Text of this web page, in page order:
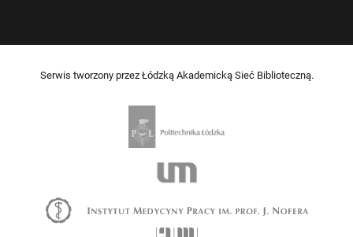
Serwis tworzony przez Łódzką Akademicką Sieć Biblioteczną.